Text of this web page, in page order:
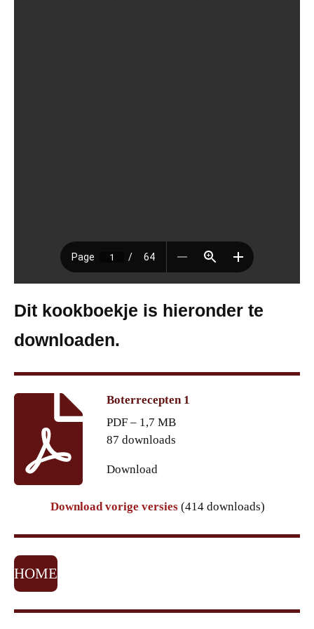
Dit kookboekje is hieronder te
downloaden.
Boterrecepten 1
PDF – 1,7 MB
87 downloads
Download
Download vorige versies (414 downloads)
HOME